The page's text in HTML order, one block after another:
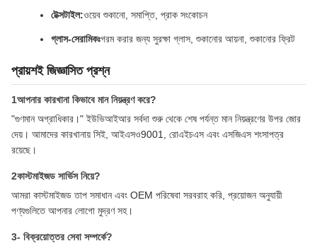
টেক্সটাইল:ওয়েব শুকানো, সমাপ্তি, প্রাক সংকোচন
গ্লাস-সেরামিকঃগরম করার জন্য সুরক্ষা গ্লাস, শুকানোর আয়না, শুকানোর ফ্রিট
প্রায়শই জিজ্ঞাসিত প্রশ্ন
1আপনার কারখানা কিভাবে মান নিয়ন্ত্রণ করে?
"গুণমান অগ্রাধিকার।" ইউভিআইআর সর্বদা শুরু থেকে শেষ পর্যন্ত মান নিয়ন্ত্রণের উপর জোর
দেয়। আমাদের কারখানায় সিই, আইএসও9001, রোএইচএস এবং এসজিএস শংসাপত্র
রয়েছে।
2কাস্টমাইজড সার্ভিস নিয়ে?
আমরা কাস্টমাইজড তাপ সমাধান এবং OEM পরিষেবা সরবরাহ করি, প্রয়োজন অনুযায়ী
পণ্যগুলিতে আপনার লোগো মুদ্রণ সহ।
3- বিক্রয়োত্তর সেবা সম্পর্কে?